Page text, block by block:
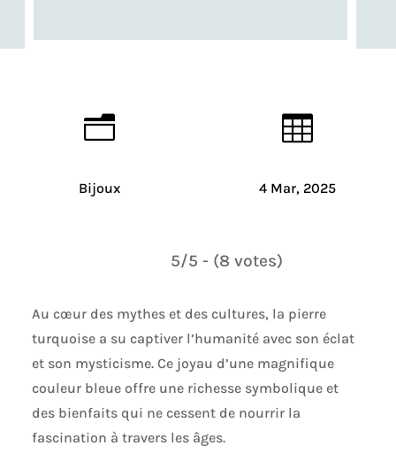
n
Bijoux

4 Mar, 2025
5/5 - (8 votes)
Au cœur des mythes et des cultures, la pierre
turquoise a su captiver l’humanité avec son éclat
et son mysticisme. Ce joyau d’une magnifique
couleur bleue offre une richesse symbolique et
des bienfaits qui ne cessent de nourrir la
fascination à travers les âges.